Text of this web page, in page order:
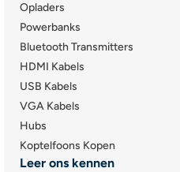
Opladers
Powerbanks
Bluetooth Transmitters
HDMI Kabels
USB Kabels
VGA Kabels
Hubs
Koptelfoons Kopen
Leer ons kennen